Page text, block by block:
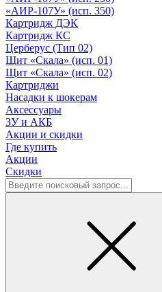
«АИР-107У» (исп. 350)
Картридж ДЭК
Картридж КС
Церберус (Тип 02)
Щит «Скала» (исп. 01)
Щит «Скала» (исп. 02)
Картриджи
Насадки к шокерам
Аксессуары
ЗУ и АКБ
Акции и скидки
Где купить
Акции
Скидки